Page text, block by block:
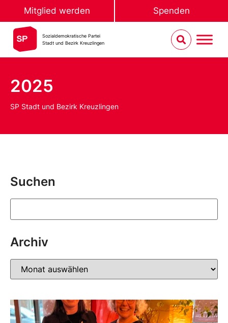
Mitglied werden Spenden
Sozialdemokratische Partei
Stadt und Bezirk Kreuzlingen
2025
SP Stadt und Bezirk Kreuzlingen
Suchen
Archiv